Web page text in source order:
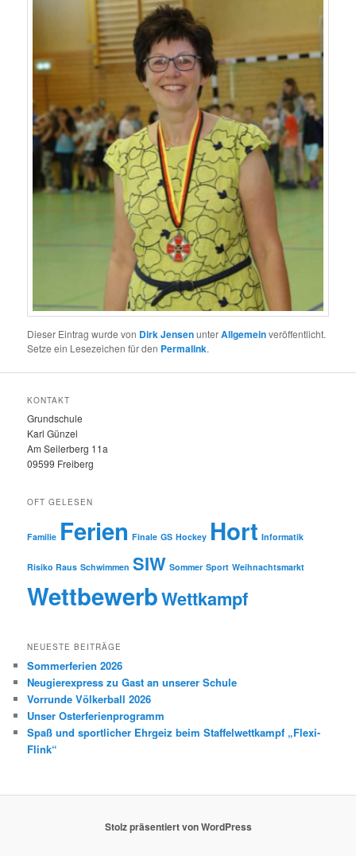
Dieser Eintrag wurde von Dirk JensenunterAllgemeinveröffentlicht.
Setze ein Lesezeichen für den Permalink.
KONTAKT
Grundschule
Karl Günzel
Am Seilerberg 11a
09599 Freiberg
OFT GELESEN
Familie Ferien Finale GS Hockey Hort Informatik
Risiko Raus Schwimmen SIW Sommer Sport Weihnachtsmarkt
WettbewerbWettkampf
NEUESTE BEITRÄGE
Sommerferien 2026
Neugierexpress zu Gast an unserer Schule
Vorrunde Völkerball 2026
Unser Osterferienprogramm
Spaß und sportlicher Ehrgeiz beim Staffelwettkampf „Flexi-
Flink“
Stolz präsentiert von WordPress